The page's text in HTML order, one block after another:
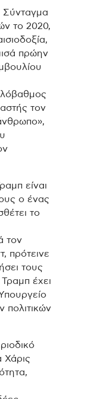
Σύνταγμα
το 2020,
πρώην
τον
είναι
ο ένας
το
τον
πρότεινε
τους
έχει
πολιτικών
Χάρις